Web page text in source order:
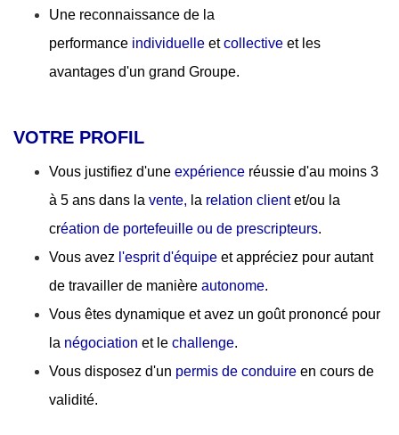
Une reconnaissance de la
performance individuelle etcollective et les
avantages d'un grand Groupe.
VOTRE PROFIL
Vous justifiez d'une expérience réussie d'au moins 3
à 5 ans dans la vente, la relation clientet/ou la
création de portefeuille ou de prescripteurs.
Vous avez l'esprit d'équipe et appréciez pour autant
de travailler de manière autonome.
Vous êtes dynamique et avez un goût prononcé pour
la négociation et le challenge.
Vous disposez d'un permis de conduire en cours de
validité.